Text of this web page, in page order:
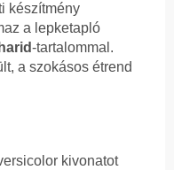
készítmény
a lepketapló
-tartalommal.
a szokásos étrend
kivonatot